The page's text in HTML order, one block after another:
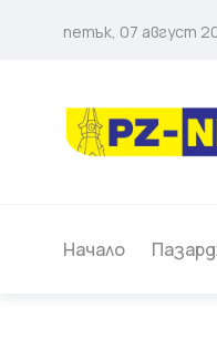
петък, 07 август
Начало